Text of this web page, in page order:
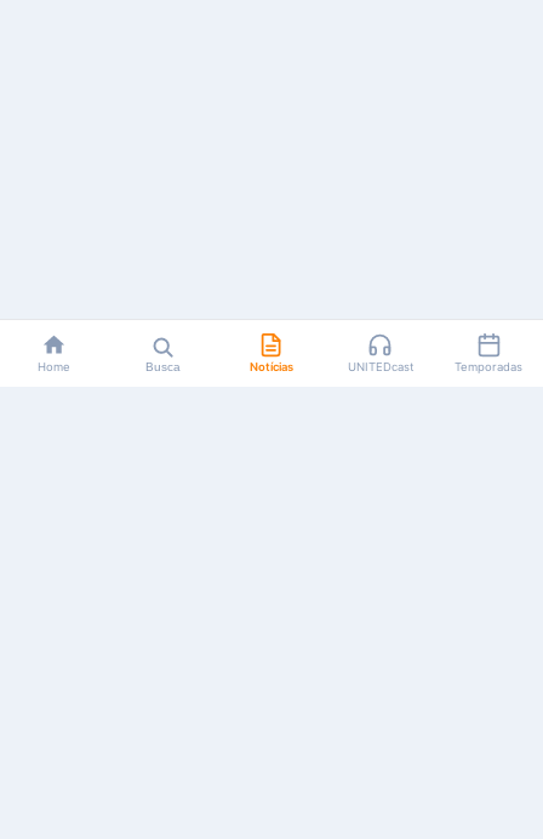
Home Busca Notícias UNITEDcast Temporadas